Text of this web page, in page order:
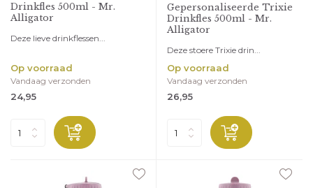
Drinkfles 500ml - Mr.
Alligator
Deze lieve drinkflessen...
Op voorraad
Vandaag verzonden
24,95
Gepersonaliseerde Trixie
Drinkfles 500ml - Mr.
Alligator
Deze stoere Trixie drin...
Op voorraad
Vandaag verzonden
26,95